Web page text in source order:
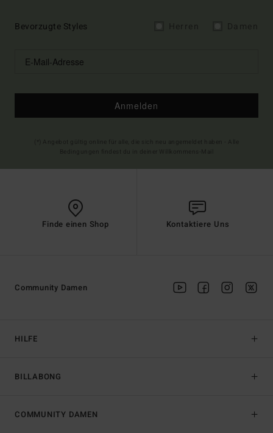
Bevorzugte Styles
Anmelden
Finde einen Shop Kontaktiere Uns
HILFE
BILLABONG
Community Damen
COMMUNITY DAMEN